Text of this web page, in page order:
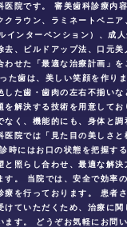
医院です。 審美歯科診療内
クラウン、ラミネートベニ
インターベンション）、成
去、ビルドアップ法、口元美
わせた「最適な治療計画」を
た歯は、美しい笑顔を作り
した歯・歯肉の左右不揃いな
を解決する技術を用意して
なく、機能的にも、身体と調
医院では「見た目の美しさと
時にはお口の状態を把握す
と照らし合わせ、最適な解決
す。 当院では、安全で効率
療を行っております。 患者
けていただくため、治療に関
ます。 どうぞお気軽にお問